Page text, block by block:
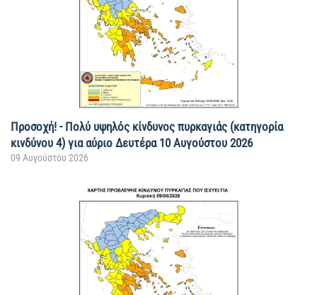
Προσοχή! - Πολύ υψηλός κίνδυνος πυρκαγιάς (κατηγορία
κινδύνου 4) για αύριο Δευτέρα 10 Αυγούστου 2026
09 Αυγούστου 2026